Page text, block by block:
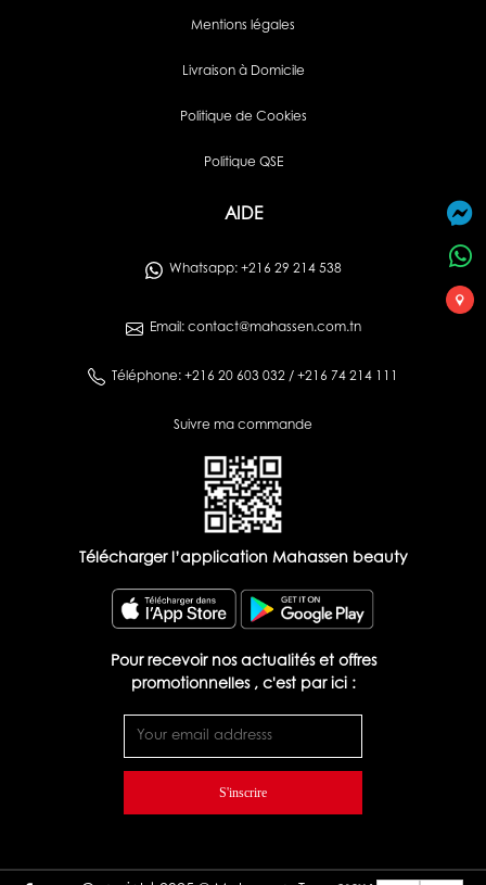
Mentions légales
Livraison à Domicile
Politique de Cookies
Politique QSE
AIDE
Whatsapp: +216 29 214 538
Email: contact@mahassen.com.tn
Téléphone: +216 20 603 032 / +216 74 214 111
Suivre ma commande
Télécharger l’application Mahassen beauty
Pour recevoir nos actualités et offres
promotionnelles , c'est par ici :
S'inscrire